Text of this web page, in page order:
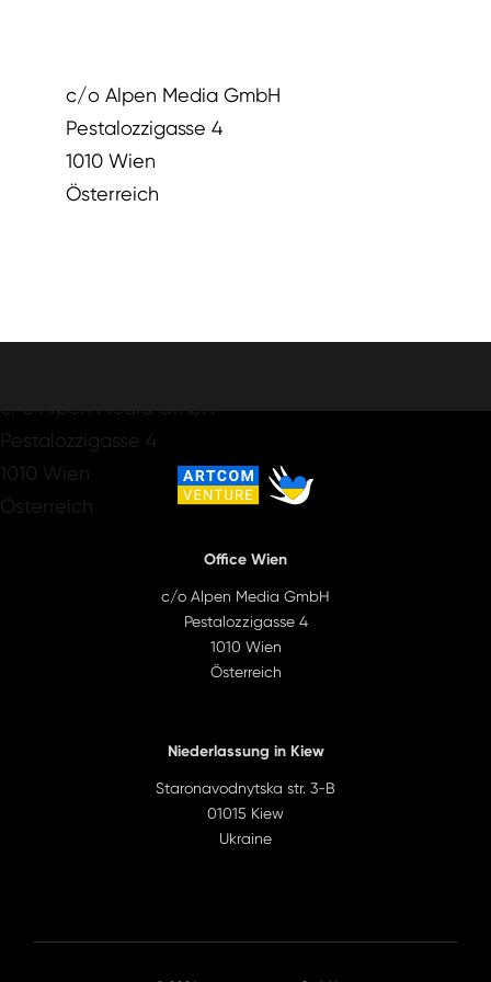
c/o Alpen Media GmbH
Pestalozzigasse 4
1010 Wien
Österreich
c/o Alpen Media GmbH
Pestalozzigasse 4
1010 Wien
Österreich
Office Wien
c/o Alpen Media GmbH
Pestalozzigasse 4
1010 Wien
Österreich
Niederlassung in Kiew
Staronavodnytska str. 3-B
01015 Kiew
Ukraine